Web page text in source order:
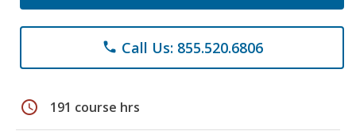
phone Call Us: 855.520.6806
schedule 191 course hrs